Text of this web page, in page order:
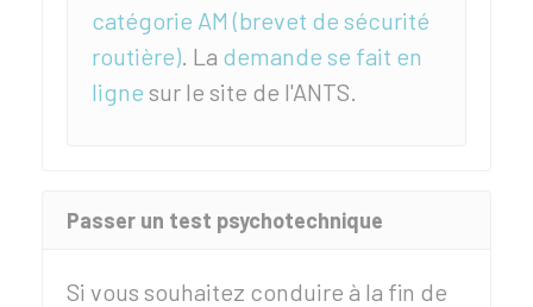
catégorie AM (brevet de sécurité
routière). La demande se fait en
ligne sur le site de l'ANTS.
Passer un test psychotechnique
Si vous souhaitez conduire à la fin de